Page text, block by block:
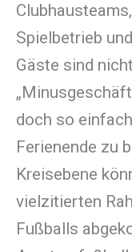
Spielbetrieb
Gäste sind
doch so
Ferienende zu
Kreisebene
vielzitierten
Fußballs